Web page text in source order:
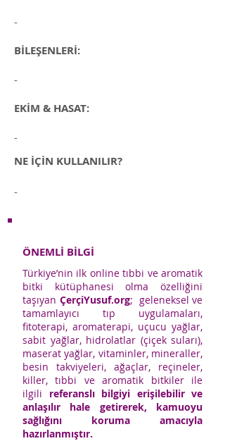
-
BİLEŞENLERİ:
-
EKİM & HASAT:
-
NE İÇİN KULLANILIR?
-
ÖNEMLİ BİLGİ
Türkiye’nin ilk online tıbbi ve aromatik
bitki kütüphanesi olma özelliğini
taşıyan ÇerçiYusuf.org; geleneksel ve
tamamlayıcı tıp uygulamaları,
fitoterapi, aromaterapi, uçucu yağlar,
sabit yağlar, hidrolatlar (çiçek suları),
maserat yağlar, vitaminler, mineraller,
besin takviyeleri, ağaçlar, reçineler,
killer, tıbbi ve aromatik bitkiler ile
ilgili referanslı bilgiyi erişilebilir ve
anlaşılır hale getirerek, kamuoyu
sağlığını koruma amacıyla
hazırlanmıştır.